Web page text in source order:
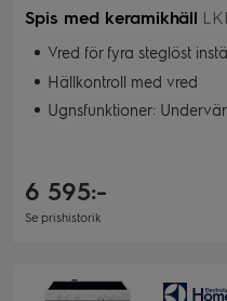
Spis med keramikhäll
Vred för fyra steglöst
Hällkontroll med vred
Ugnsfunktioner: Undervärme, Konventionell/
6 595:-
Se prishistorik